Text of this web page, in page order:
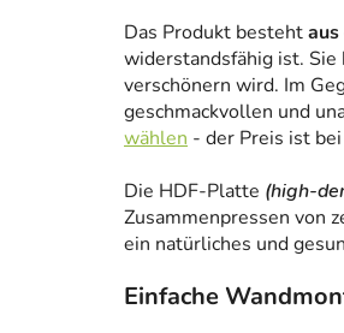
Das Produkt besteht
widerstandsfähig ist. Sie
verschönern wird. Im
geschmackvollen und
wählen - der Preis ist
Die HDF-Platte (high-
Zusammenpressen von
ein natürliches und
Einfache